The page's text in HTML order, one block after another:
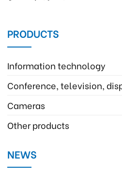
PRODUCTS
Information technology
Conference, television,
Cameras
Other products
NEWS